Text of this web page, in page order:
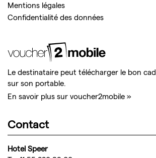
Mentions légales
Confidentialité des données
Le destinataire peut télécharger le bon
sur son portable.
En savoir plus sur voucher2mobile »
Contact
Hotel Speer